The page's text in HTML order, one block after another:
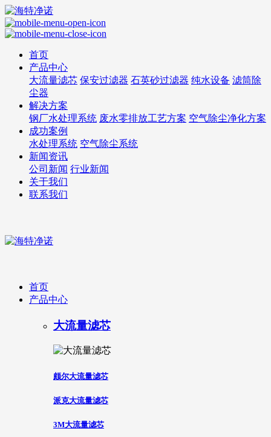
首页
产品中心
大流量滤芯 保安过滤器 石英砂过滤器 纯水设备 滤筒除
尘器
解决方案
钢厂水处理系统 废水零排放工艺方案 空气除尘净化方案
成功案例
水处理系统 空气除尘系统
新闻资讯
公司新闻 行业新闻
关于我们
联系我们
首页
产品中心
大流量滤芯
颇尔大流量滤芯
派克大流量滤芯
3M大流量滤芯